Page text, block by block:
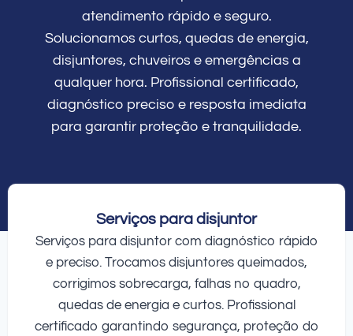
atendimento rápido e seguro.
Solucionamos curtos, quedas de energia,
disjuntores, chuveiros e emergências a
qualquer hora. Profissional certificado,
diagnóstico preciso e resposta imediata
para garantir proteção e tranquilidade.
Serviços para disjuntor
Serviços para disjuntor com diagnóstico rápido
e preciso. Trocamos disjuntores queimados,
corrigimos sobrecarga, falhas no quadro,
quedas de energia e curtos. Profissional
certificado garantindo segurança, proteção do